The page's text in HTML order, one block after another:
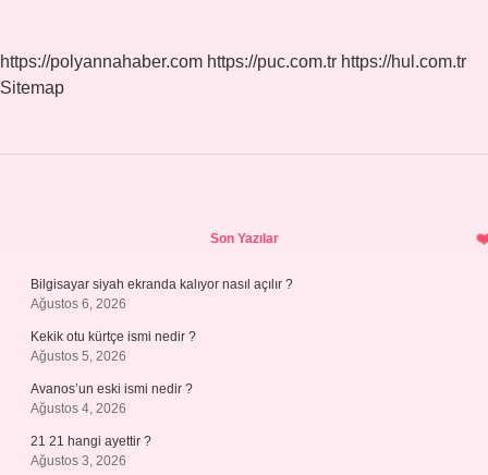
https://polyannahaber.com https://puc.com.tr https://hul.com.tr
Sitemap
Son Yazılar
Bilgisayar siyah ekranda kalıyor nasıl açılır ?
Ağustos 6, 2026
Kekik otu kürtçe ismi nedir ?
Ağustos 5, 2026
Avanos’un eski ismi nedir ?
Ağustos 4, 2026
21 21 hangi ayettir ?
Ağustos 3, 2026